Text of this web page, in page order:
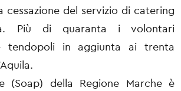
del servizio di catering
Più di quaranta i volontari
tendopoli in aggiunta ai trenta
(Soap) della Regione Marche è